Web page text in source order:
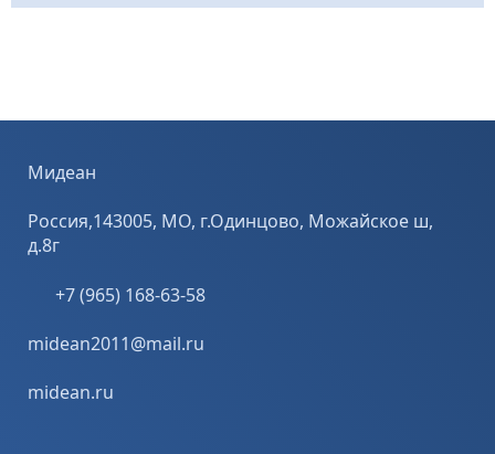
Мидеан
Россия,143005, МО, г.Одинцово, Можайское ш,
д.8г
+7 (965) 168-63-58
midean2011@mail.ru
midean.ru